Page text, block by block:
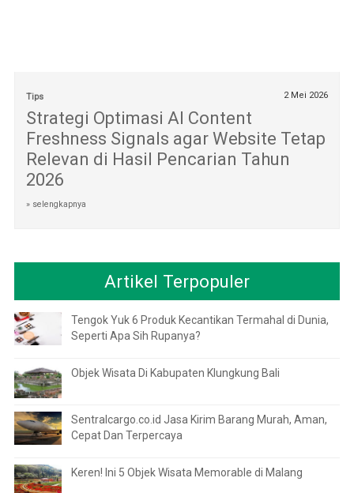
Tips 2 Mei 2026
Strategi Optimasi AI Content
Freshness Signals agar Website Tetap
Relevan di Hasil Pencarian Tahun
2026
» selengkapnya
Artikel Terpopuler
Tengok Yuk 6 Produk Kecantikan Termahal di Dunia,
Seperti Apa Sih Rupanya?
Objek Wisata Di Kabupaten Klungkung Bali
Sentralcargo.co.id Jasa Kirim Barang Murah, Aman,
Cepat Dan Terpercaya
Keren! Ini 5 Objek Wisata Memorable di Malang